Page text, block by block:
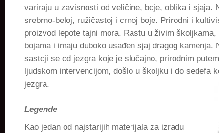
variraju u zavisnosti od veličine, boje, oblika i sjaja.
srebrno-beloj, ružičastoj i crnoj boje. Prirodni i
proizvod lepote tajni mora. Rastu u živim
bojama i imaju duboko usađen sjaj dragog kamenja.
sastoji se od jezgra koje je slučajno, prirodnim
ljudskom intervencijom, došlo u školjku i do sedefa
jezgra.
Legende
Kao jedan od najstarijih materijala za izradu